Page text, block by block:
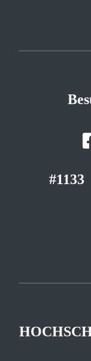
#1133